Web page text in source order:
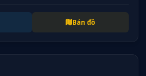
Bản đồ